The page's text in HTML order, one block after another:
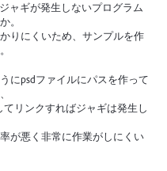
ャギが発生しないプログラム
。
りにくいため、サンプルを作
にpsdファイルにパスを作って
てリンクすればジャギは発生し
が悪く非常に作業がしにくい